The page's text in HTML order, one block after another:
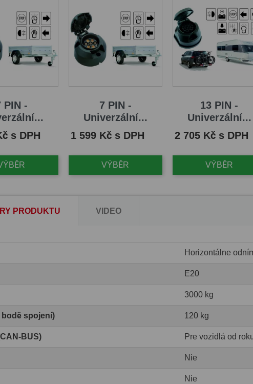
PIN -
s DPH
7 PIN -
Univerzální...
Cena
1 599 Kč s DPH
VÝBĚR
13 PIN -
Univerzální...
Cena
2 705 Kč s DPH
VÝBĚR
PRODUKTU VIDEO
Horizontálne
E20
3000 kg
spojení) 120 kg
BUS) Pre vozidlá od
Nie
Nie